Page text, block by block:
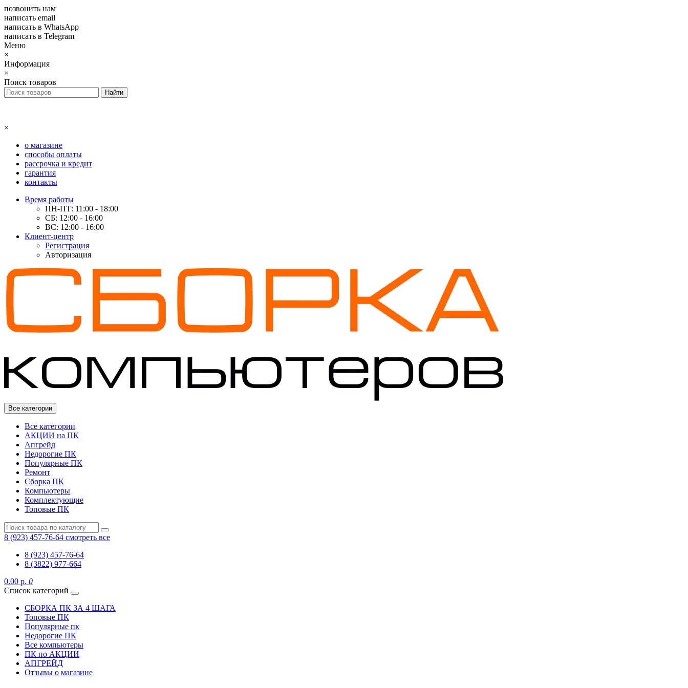
позвонить нам
написать email
написать в WhatsApp
написать в Telegram
Меню
×
Информация
×
Поиск товаров
×
о магазине
способы оплаты
рассрочка и кредит
гарантия
контакты
Время работы
ПН-ПТ: 11:00 - 18:00
СБ: 12:00 - 16:00
ВС: 12:00 - 16:00
Клиент-центр
Регистрация
Авторизация
Все категории
Все категории
АКЦИИ на ПК
Апгрейд
Недорогие ПК
Популярные ПК
Ремонт
Сборка ПК
Компьютеры
Комплектующие
Топовые ПК
8 (923) 457-76-64 смотреть все
8 (923) 457-76-64
8 (3822) 977-664
0.00 р. 0
Список категорий
СБОРКА ПК ЗА 4 ШАГА
Топовые ПК
Популярные пк
Недорогие ПК
Все компьютеры
ПК по АКЦИИ
АПГРЕЙД
Отзывы о магазине